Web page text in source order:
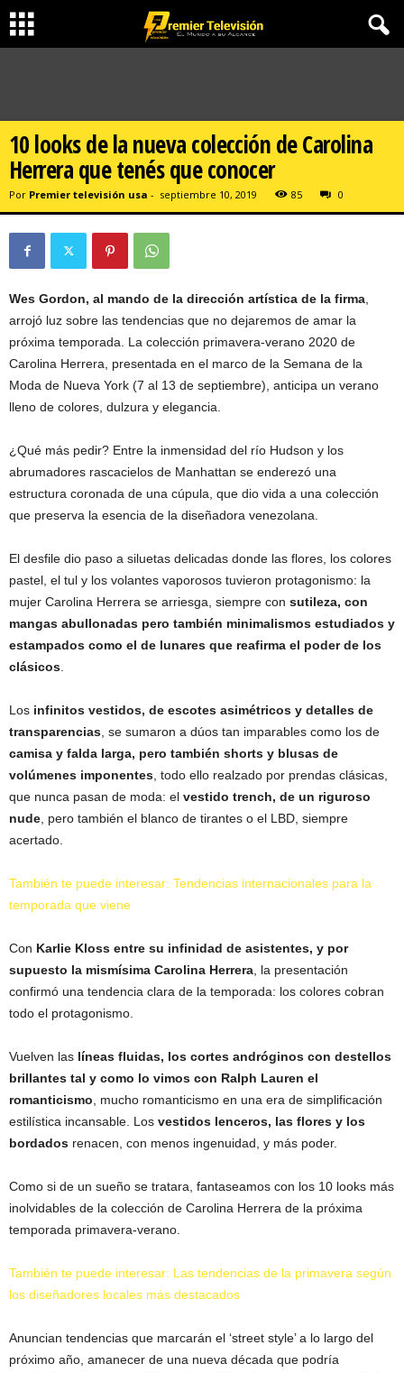
10 looks de la nueva colección de Carolina
Herrera que tenés que conocer
Por Premier televisión usa - septiembre 10, 2019 85 0
Wes Gordon, al mando de la dirección artística de la firma
arrojó luz sobre las tendencias que no dejaremos de amar la
próxima temporada. La colección primavera-verano 2020 de
Carolina Herrera, presentada en el marco de la Semana de la
Moda de Nueva York (7 al 13 de septiembre), anticipa un verano
lleno de colores, dulzura y elegancia.
¿Qué más pedir? Entre la inmensidad del río Hudson y los
abrumadores rascacielos de Manhattan se enderezó una
estructura coronada de una cúpula, que dio vida a una colección
que preserva la esencia de la diseñadora venezolana.
El desfile dio paso a siluetas delicadas donde las flores, los colores
pastel, el tul y los volantes vaporosos tuvieron protagonismo: la
mujer Carolina Herrera se arriesga, siempre con sutileza, con
mangas abullonadas pero también minimalismos estudiados y
estampados como el de lunares que reafirma el poder de los
clásicos
Los infinitos vestidos, de escotes asimétricos y detalles de
transparencias , se sumaron a dúos tan imparables como los de
camisa y falda larga, pero también shorts y blusas de
volúmenes imponentes , todo ello realzado por prendas clásicas,
que nunca pasan de moda: el vestido trench, de un riguroso
nude , pero también el blanco de tirantes o el LBD, siempre
acertado.
También te puede interesar: Tendencias internacionales para la
temporada que viene
Con Karlie Kloss entre su infinidad de asistentes, y por
supuesto la mismísima Carolina Herrera , la presentación
confirmó una tendencia clara de la temporada: los colores cobran
todo el protagonismo.
Vuelven las líneas fluidas, los cortes andróginos con destellos
brillantes tal y como lo vimos con Ralph Lauren el
romanticismo , mucho romanticismo en una era de simplificación
estilística incansable. Los vestidos lenceros, las flores y los
bordados renacen, con menos ingenuidad, y más poder.
Como si de un sueño se tratara, fantaseamos con los 10 looks más
inolvidables de la colección de Carolina Herrera de la próxima
temporada primavera-verano.
También te puede interesar: Las tendencias de la primavera según
los diseñadores locales más destacados
Anuncian tendencias que marcarán el ‘street style’ a lo largo del
próximo año, amanecer de una nueva década que podría